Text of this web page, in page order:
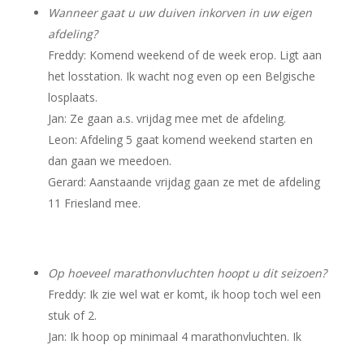
Wanneer gaat u uw duiven inkorven in uw eigen
afdeling?
Freddy: Komend weekend of de week erop. Ligt aan
het losstation. Ik wacht nog even op een Belgische
losplaats.
Jan: Ze gaan a.s. vrijdag mee met de afdeling.
Leon: Afdeling 5 gaat komend weekend starten en
dan gaan we meedoen.
Gerard: Aanstaande vrijdag gaan ze met de afdeling
11 Friesland mee.
Op hoeveel marathonvluchten hoopt u dit seizoen?
Freddy: Ik zie wel wat er komt, ik hoop toch wel een
stuk of 2.
Jan: Ik hoop op minimaal 4 marathonvluchten. Ik